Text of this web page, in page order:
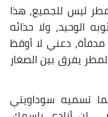
ليس للجميع, هذا
الوحيد, ولا حذائه
مدفأة, دعني لا أوقظ
يفرق بين الصغار
تسميه سوداويتي